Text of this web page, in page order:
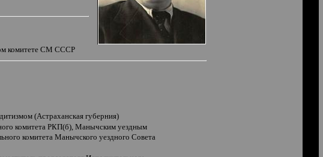
комитете СМ СССР
(Астраханская губерния)
комитета РКП(б), Манычским уездным
комитета Манычского уездного Совета